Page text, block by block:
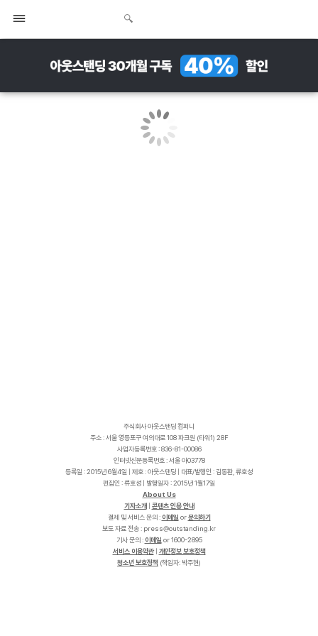
주식회사 아웃스탠딩 컴퍼니
주소 : 서울 영등포구 여의대로 108 파크원 (타워1) 28F
사업자등록번호 : 836-81-00086
인터넷신문등록번호 : 서울 아03778
등록일 : 2015년 6월4일 | 제호 : 아웃스탠딩 | 대표/발행인 : 김동환, 류호성
편집인 : 류호성 | 발행일자 : 2015년 1월17일
About Us
기자소개
콘텐츠 인용 안내
결제 및 서비스 문의 : 이메일 or문의하기
보도 자료 전송 :
r
k
.
g
n
i
d
n
a
t
s
t
u
o
@
s
s
e
r
p
기사 문의 : 이메일 or 1600-2895
서비스 이용약관| 개인정보 보호정책
청소년 보호정책 (책임자: 박주현)